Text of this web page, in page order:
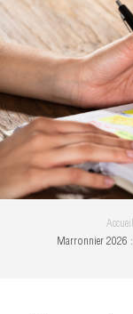
Accueil
Marronnier 2026 :